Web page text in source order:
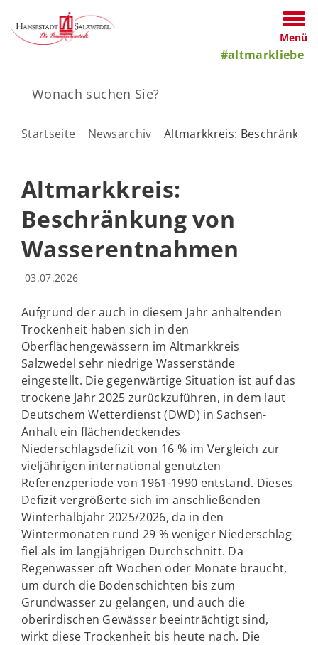
Menü
#altmarkliebe
Startseite Newsarchiv Altmarkkreis:
Altmarkkreis:
Beschränkung von
Wasserentnahmen
03.07.2026
Aufgrund der auch in diesem Jahr anhaltenden
Trockenheit haben sich in den
Oberflächengewässern im Altmarkkreis
Salzwedel sehr niedrige Wasserstände
eingestellt. Die gegenwärtige Situation ist auf das
trockene Jahr 2025 zurückzuführen, in dem laut
Deutschem Wetterdienst (DWD) in Sachsen-
Anhalt ein flächendeckendes
Niederschlagsdefizit von 16 % im Vergleich zur
vieljährigen international genutzten
Referenzperiode von 1961-1990 entstand. Dieses
Defizit vergrößerte sich im anschließenden
Winterhalbjahr 2025/2026, da in den
Wintermonaten rund 29 % weniger Niederschlag
fiel als im langjährigen Durchschnitt. Da
Regenwasser oft Wochen oder Monate braucht,
um durch die Bodenschichten bis zum
Grundwasser zu gelangen, und auch die
oberirdischen Gewässer beeinträchtigt sind,
wirkt diese Trockenheit bis heute nach. Die